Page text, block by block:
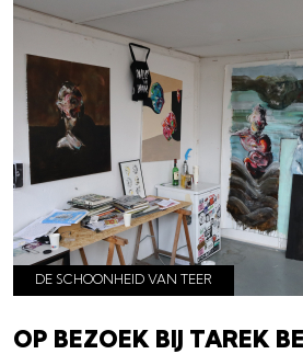
DE SCHOONHEID VAN TEER
OP BEZOEK BIJ TAREK